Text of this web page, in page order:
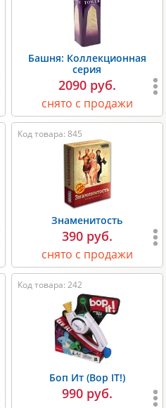
Башня: Коллекционная
серия
2090 руб.
снято с продажи
Код товара: 845
Знаменитость
390 руб.
снято с продажи
Код товара: 242
Боп Ит (Bop IT!)
990 руб.